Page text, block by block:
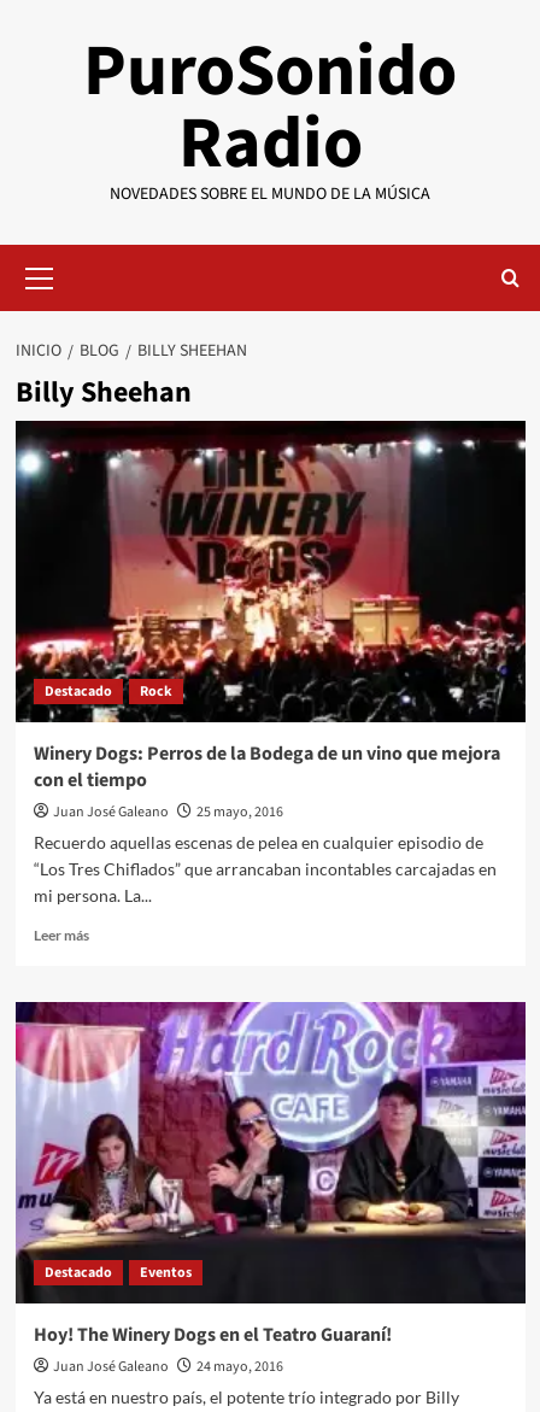
PuroSonido
Radio
NOVEDADES SOBRE EL MUNDO DE LA MÚSICA
primario
INICIO BLOG BILLY SHEEHAN
Billy Sheehan
Destacado Rock
Winery Dogs: Perros de la Bodega de un vino que mejora
con el tiempo
Juan José Galeano
25 mayo, 2016
Recuerdo aquellas escenas de pelea en cualquier episodio de
“Los Tres Chiflados” que arrancaban incontables carcajadas en
mi persona. La...
Leer másLeer
Winery
Dogs:
Perros
de
la
Bodega
de
un
vino
que
mejora
con
el
Destacado Eventos
Hoy! The Winery Dogs en el Teatro Guaraní!
Juan José Galeano
24 mayo, 2016
Ya está en nuestro país, el potente trío integrado por Billy